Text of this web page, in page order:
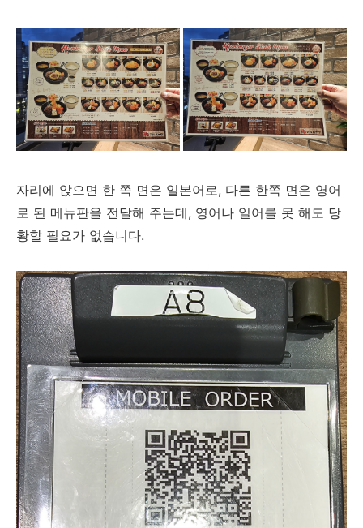
자리에 앉으면 한 쪽 면은 일본어로, 다른 한쪽 면은 영어
로 된 메뉴판을 전달해 주는데, 영어나 일어를 못 해도 당
황할 필요가 없습니다.